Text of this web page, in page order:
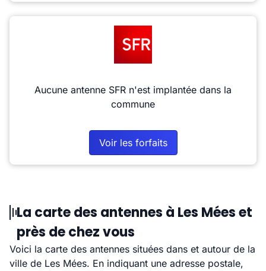
Aucune antenne SFR n'est implantée dans la
commune
Voir les forfaits
La carte des antennes à Les Mées et
près de chez vous
Voici la carte des antennes situées dans et autour de la
ville de Les Mées. En indiquant une adresse postale,